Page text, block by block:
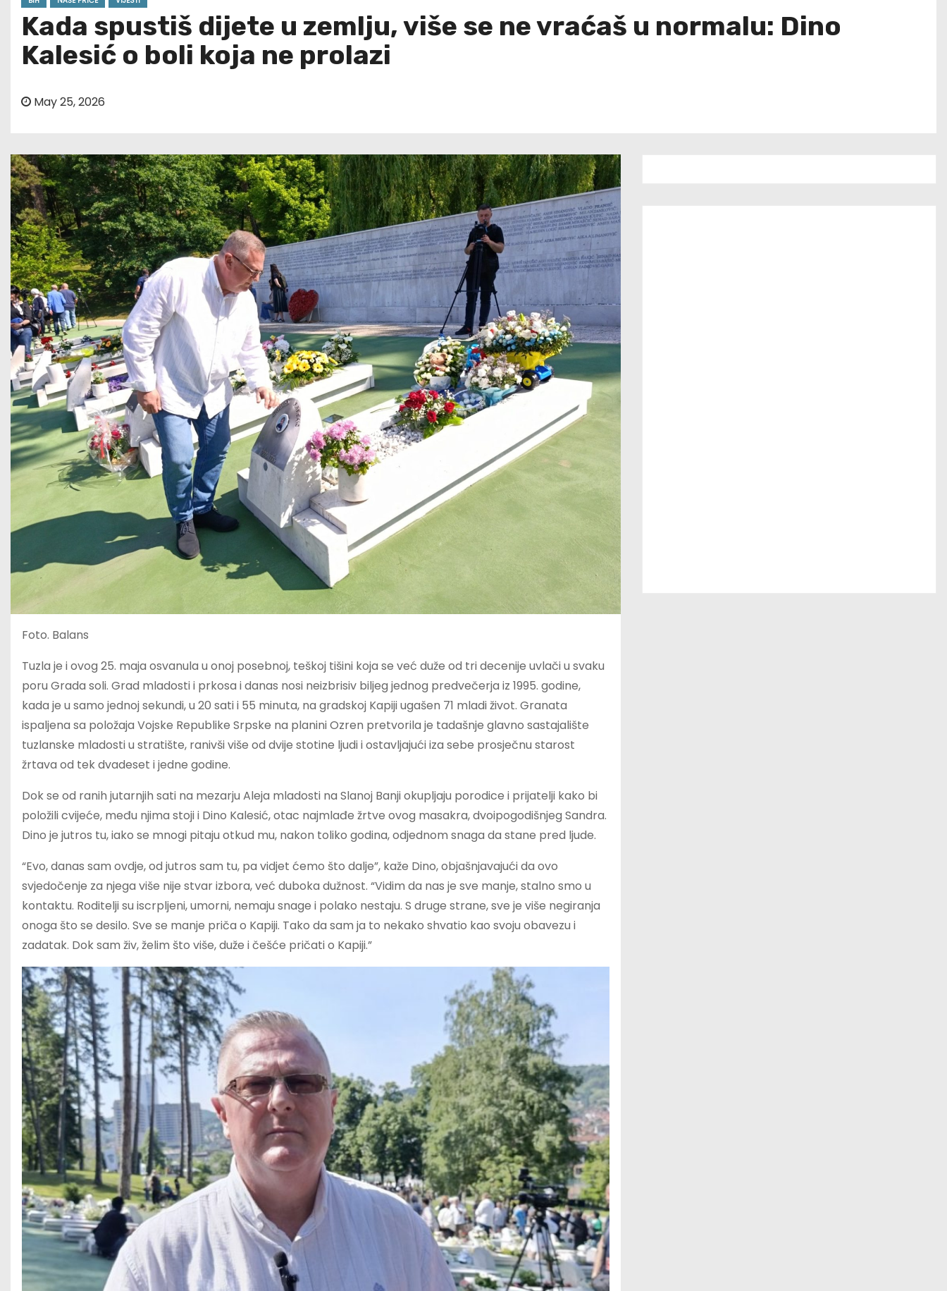
Kada spustiš dijete u zemlju, više se ne vraćaš u normalu: Dino
Kalesić o boli koja ne prolazi
May 25, 2026
Foto. Balans
Tuzla je i ovog 25. maja osvanula u onoj posebnoj, teškoj tišini koja se već duže od tri decenije uvlači u svaku
poru Grada soli. Grad mladosti i prkosa i danas nosi neizbrisiv biljeg jednog predvečerja iz 1995. godine,
kada je u samo jednoj sekundi, u 20 sati i 55 minuta, na gradskoj Kapiji ugašen 71 mladi život. Granata
ispaljena sa položaja Vojske Republike Srpske na planini Ozren pretvorila je tadašnje glavno sastajalište
tuzlanske mladosti u stratište, ranivši više od dvije stotine ljudi i ostavljajući iza sebe prosječnu starost
žrtava od tek dvadeset i jedne godine.
Dok se od ranih jutarnjih sati na mezarju Aleja mladosti na Slanoj Banji okupljaju porodice i prijatelji kako bi
položili cvijeće, među njima stoji i Dino Kalesić, otac najmlađe žrtve ovog masakra, dvoipogodišnjeg Sandra.
Dino je jutros tu, iako se mnogi pitaju otkud mu, nakon toliko godina, odjednom snaga da stane pred ljude.
“Evo, danas sam ovdje, od jutros sam tu, pa vidjet ćemo što dalje”, kaže Dino, objašnjavajući da ovo
svjedočenje za njega više nije stvar izbora, već duboka dužnost. “Vidim da nas je sve manje, stalno smo u
kontaktu. Roditelji su iscrpljeni, umorni, nemaju snage i polako nestaju. S druge strane, sve je više negiranja
onoga što se desilo. Sve se manje priča o Kapiji. Tako da sam ja to nekako shvatio kao svoju obavezu i
zadatak. Dok sam živ, želim što više, duže i češće pričati o Kapiji.”